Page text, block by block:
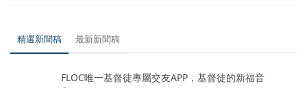
精選新聞稿 最新新聞稿
FLOC唯一基督徒專屬交友APP，基督徒的新福音